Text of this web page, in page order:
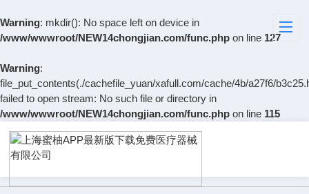
Warning: mkdir(): No space left on device in
/www/wwwroot/NEW14chongjian.com/func.php on line 127
Warning:
file_put_contents(./cachefile_yuan/xafull.com/cache/4b/a27f6/
failed to open stream: No such file or directory in
/www/wwwroot/NEW14chongjian.com/func.php on line 115